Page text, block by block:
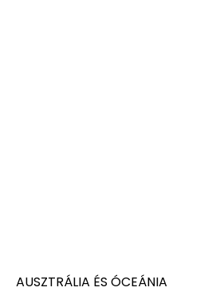
AUSZTRÁLIA ÉS ÓCEÁNIA